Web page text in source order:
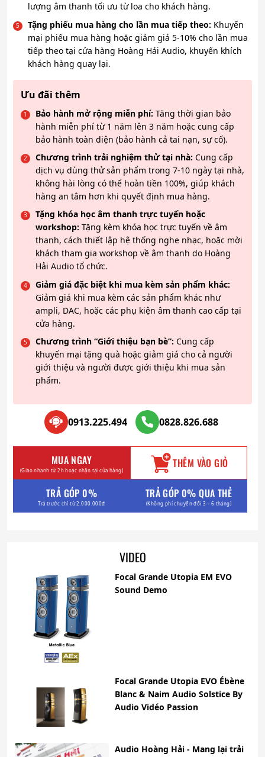
lượng âm thanh tối ưu từ loa cho khách hàng.
Tặng phiếu mua hàng cho lần mua tiếp theo: Khuyến
mại phiếu mua hàng hoặc giảm giá 5-10% cho lần mua
tiếp theo tại cửa hàng Hoàng Hải Audio, khuyến khích
khách hàng quay lại.
Ưu đãi thêm
Bảo hành mở rộng miễn phí: Tăng thời gian bảo
hành miễn phí từ 1 năm lên 3 năm hoặc cung cấp
bảo hành toàn diện (bảo hành cả tai nạn, sự cố).
Chương trình trải nghiệm thử tại nhà: Cung cấp
dịch vụ dùng thử sản phẩm trong 7-10 ngày tại nhà,
không hài lòng có thể hoàn tiền 100%, giúp khách
hàng an tâm hơn khi quyết định mua hàng.
Tặng khóa học âm thanh trực tuyến hoặc
workshop: Tặng kèm khóa học trực tuyến về âm
thanh, cách thiết lập hệ thống nghe nhạc, hoặc mời
khách tham gia workshop về âm thanh do Hoàng
Hải Audio tổ chức.
Giảm giá đặc biệt khi mua kèm sản phẩm khác:
Giảm giá khi mua kèm các sản phẩm khác như
ampli, DAC, hoặc các phụ kiện âm thanh cao cấp tại
cửa hàng.
Chương trình “Giới thiệu bạn bè”: Cung cấp
khuyến mại tặng quà hoặc giảm giá cho cả người
giới thiệu và người được giới thiệu khi mua sản
phẩm.
0913.225.494 0828.826.688
MUA NGAY
(Giao nhanh từ 2h hoặc nhận tại cửa hàng) THÊM VÀO GIỎ
TRẢ GÓP 0%
Trả trước chỉ từ 2.000.000đ
TRẢ GÓP 0% QUA THẺ
(Không phí chuyển đổi 3 - 6 tháng)
VIDEO
Focal Grande Utopia EM EVO
Sound Demo
Focal Grande Utopia EVO Ébène
Blanc & Naim Audio Solstice By
Audio Vidéo Passion
Audio Hoàng Hải - Mang lại trải